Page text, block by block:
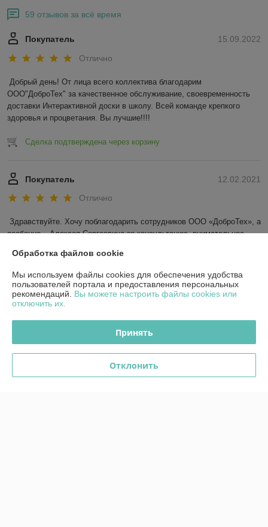
59 отзывов за всё время
15.09.2022
Покупатель
Отлично
Добрый день! От лица всего коллектива благодарим
ООО"ДоброТех" за качественное обслуживание, своевременность
доставки Интерактивной доски в школу. Всей команде крепкого
здоровья и процветания. Вы лучшие!!!!
Сделка подтверждена через корзину
12.02.2021
Покупатель
Отлично
Здравствуйте. Хочу поблагодарить сотрудников ООО «ДоброТех», а
особенно – Алексея Сергеевича за консультацию, внимательное
персонал. Огромное спасибо за помощь в выборе необходимого
товара! Процветания Вам, стабильных доходов.
Показать все отзывы
Обработка файлов cookie
Мы используем файлы cookies для обеспечения удобства
пользователей портала и предоставления персональных
рекомендаций. Вы можете настроить файлы cookies или
отключить их.
Принять
Отклонить